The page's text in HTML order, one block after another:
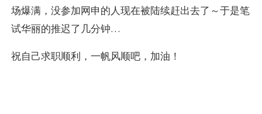
场爆满，没参加网申的人现在被陆续赶出去了～于是笔
试华丽的推迟了几分钟…
祝自己求职顺利，一帆风顺吧，加油！